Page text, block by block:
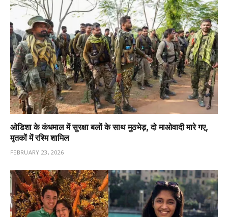
ओडिशा के कंधमाल में सुरक्षा बलों के साथ मुठभेड़, दो माओवादी मारे गए,
मृतकों में रश्मि शामिल
FEBRUARY 23, 2026